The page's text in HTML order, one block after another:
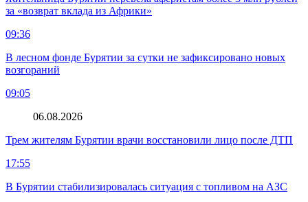
за «возврат вклада из Африки»
09:36
В лесном фонде Бурятии за сутки не зафиксировано новых
возгораний
09:05
06.08.2026
Трем жителям Бурятии врачи восстановили лицо после ДТП
17:55
В Бурятии стабилизировалась ситуация с топливом на АЗС